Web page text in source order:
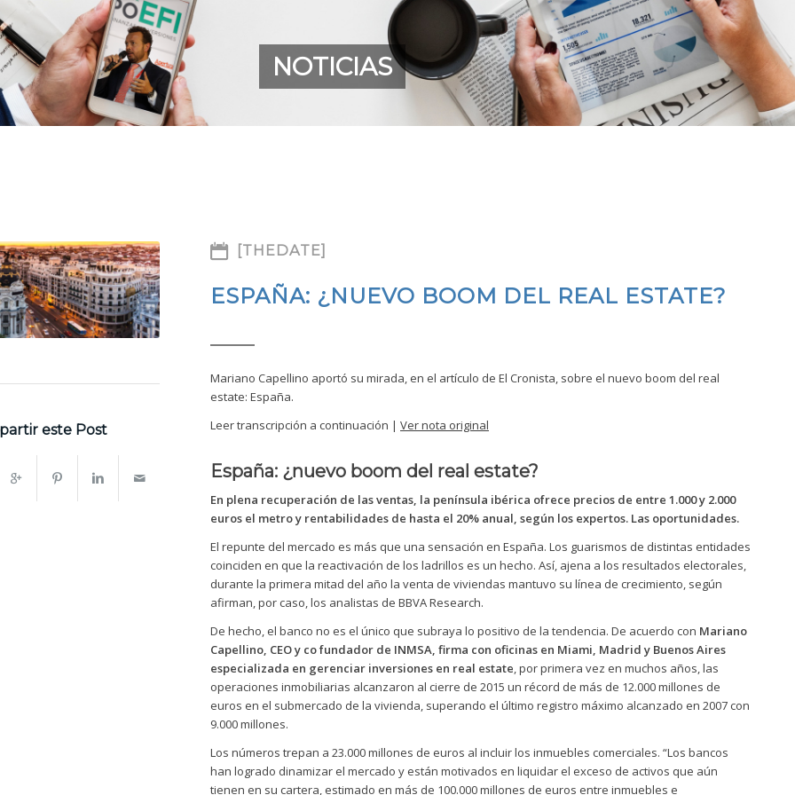
NOTICIAS
este Post
[THEDATE]
ESPAÑA: ¿NUEVO BOOM DEL REAL ESTATE?
Mariano Capellino aportó su mirada, en el artículo de El Cronista, sobre el nuevo boom del real
estate: España.
Leer transcripción a continuación | Ver nota original
España: ¿nuevo boom del real estate?
En plena recuperación de las ventas, la península ibérica ofrece precios de entre 1.000 y 2.000
euros el metro y rentabilidades de hasta el 20% anual, según los expertos. Las oportunidades.
El repunte del mercado es más que una sensación en España. Los guarismos de distintas entidades
coinciden en que la reactivación de los ladrillos es un hecho. Así, ajena a los resultados electorales,
durante la primera mitad del año la venta de viviendas mantuvo su línea de crecimiento, según
afirman, por caso, los analistas de BBVA Research.
De hecho, el banco no es el único que subraya lo positivo de la tendencia. De acuerdo con Mariano
Capellino, CEO y co fundador de INMSA, firma con oficinas en Miami, Madrid y Buenos Aires
especializada en gerenciar inversiones en real estate, por primera vez en muchos años, las
operaciones inmobiliarias alcanzaron al cierre de 2015 un récord de más de 12.000 millones de
euros en el submercado de la vivienda, superando el último registro máximo alcanzado en 2007 con
9.000 millones.
Los números trepan a 23.000 millones de euros al incluir los inmuebles comerciales. “Los bancos
han logrado dinamizar el mercado y están motivados en liquidar el exceso de activos que aún
tienen en su cartera, estimado en más de 100.000 millones de euros entre inmuebles e